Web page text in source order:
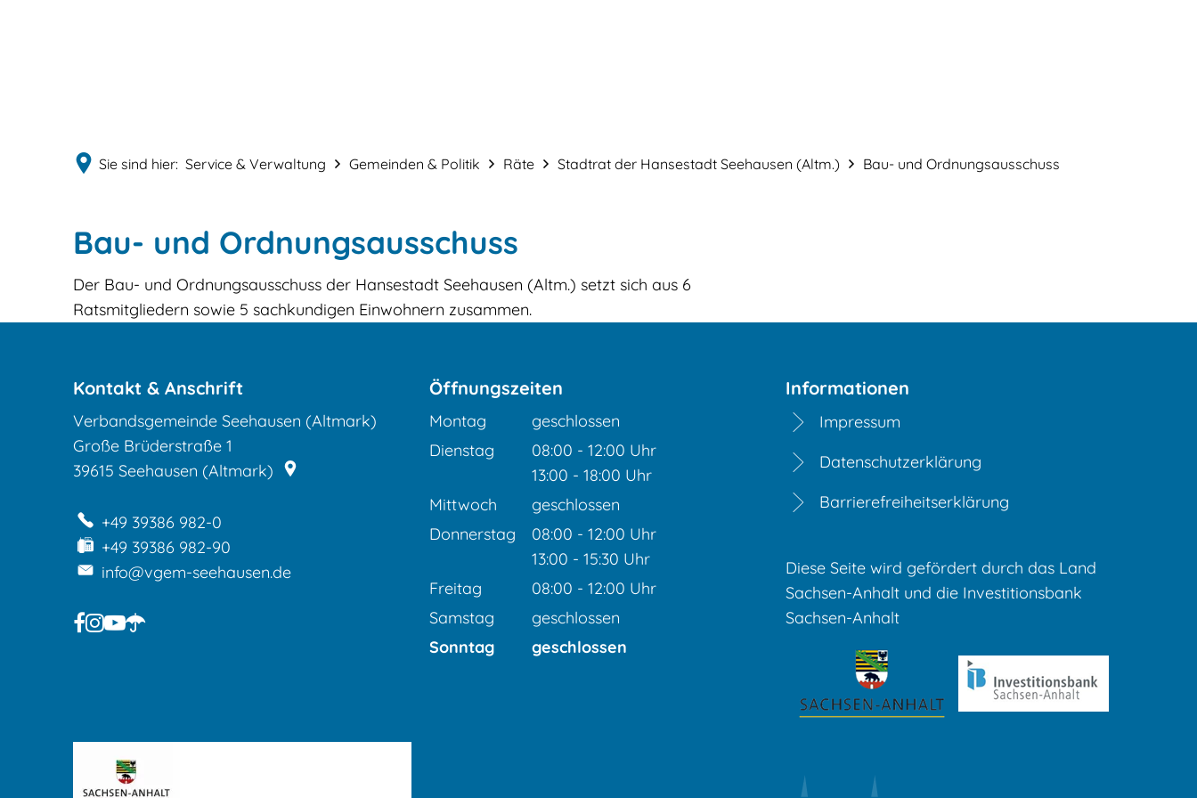
Sie sind hier: Service & Verwaltung Gemeinden & Politik Räte Stadtrat der Hansestadt Seehausen (Altm.) Bau- und Ordnungsausschuss
Ordnungsausschuss
Bau- und Ordnungsausschuss
Der Bau- und Ordnungsausschuss der Hansestadt Seehausen (Altm.) setzt sich aus 6
Ratsmitgliedern sowie 5 sachkundigen Einwohnern zusammen.
Kontakt & Anschrift
Verbandsgemeinde Seehausen (Altmark)
Große Brüderstraße 1
39615 Seehausen (Altmark)
+49 39386 982-0
+49 39386 982-90
info@vgem-seehausen.de
Öffnungszeiten
Montag
geschlossen
Dienstag
08:00 - 12:00 Uhr
Von 08:00 bis 12:00 Uhr
13:00 - 18:00 Uhr
Von 13:00 bis 18:00 Uhr
Mittwoch
geschlossen
Donnerstag
08:00 - 12:00 Uhr
Von 08:00 bis 12:00 Uhr
13:00 - 15:30 Uhr
Von 13:00 bis 15:30 Uhr
Freitag 08:00 - 12:00 Uhr
Von 08:00 bis 12:00 Uhr
Samstag
geschlossen
Sonntag
geschlossen
Informationen
Impressum
Datenschutzerklärung
Barrierefreiheitserklärung
Diese Seite wird gefördert durch das Land
Sachsen-Anhalt und die Investitionsbank
Sachsen-Anhalt